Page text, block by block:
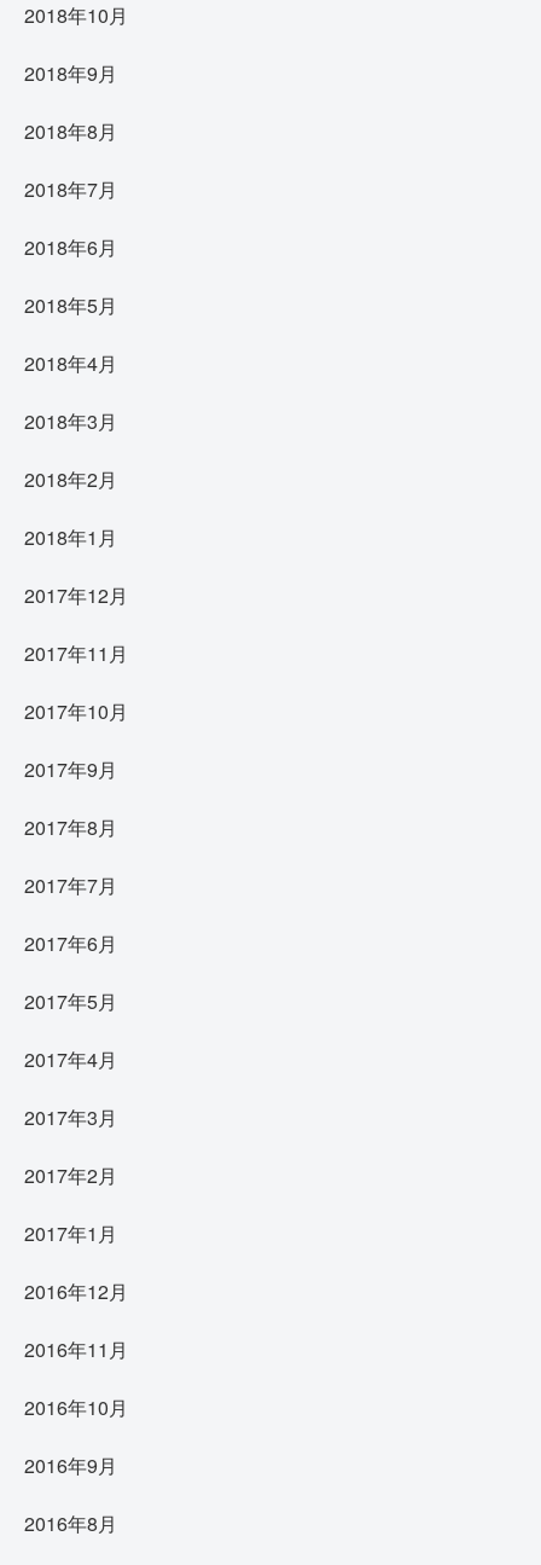
2018年10月
2018年9月
2018年8月
2018年7月
2018年6月
2018年5月
2018年4月
2018年3月
2018年2月
2018年1月
2017年12月
2017年11月
2017年10月
2017年9月
2017年8月
2017年7月
2017年6月
2017年5月
2017年4月
2017年3月
2017年2月
2017年1月
2016年12月
2016年11月
2016年10月
2016年9月
2016年8月